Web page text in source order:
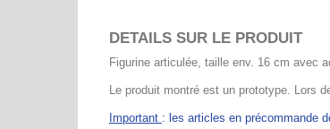
DETAILS SUR LE PRODUIT
Figurine articulée, taille env. 16 cm avec
Le produit montré est un prototype. Lors
Important : les articles en précommande